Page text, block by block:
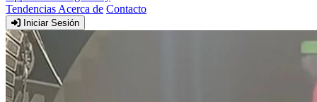
Tendencias Acerca de Contacto
Iniciar Sesión